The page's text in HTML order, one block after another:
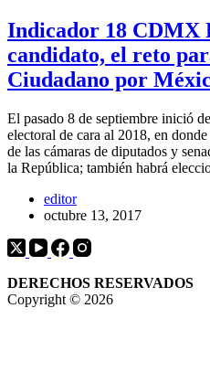
Indicador 18 CDMX
candidato, el reto
Ciudadano por
El pasado 8 de septiembre inició
electoral de cara al 2018, en
de las cámaras de diputados y
la República; también habrá
editor
octubre 13, 2017
DERECHOS RESERVADOS
Copyright © 2026